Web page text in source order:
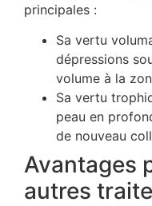
principales :
Sa vertu
dépressions
volume à la
Sa vertu
peau en
de nouveau
Avantages
autres